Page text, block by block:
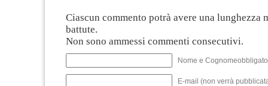
Ciascun commento potrà avere una lunghezza
battute.
Non sono ammessi commenti consecutivi.
Nome e
E-mail (non verrà